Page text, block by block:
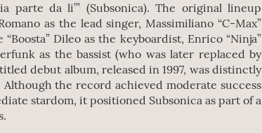
parte da li’” (Subsonica). The original lineup
as the lead singer, Massimiliano “C-Max”
Dileo as the keyboardist, Enrico “Ninja”
as the bassist (who was later replaced by
debut album, released in 1997, was distinctly
the record achieved moderate success
stardom, it positioned Subsonica as part of a